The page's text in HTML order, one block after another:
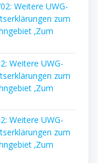
Weitere UWG-
zum
‚Zum
Weitere UWG-
zum
‚Zum
Weitere UWG-
zum
‚Zum